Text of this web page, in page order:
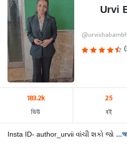
Urvi
183.2k
ভিউ
25
বই
Insta ID- author_urvii વાંચી શકો જો